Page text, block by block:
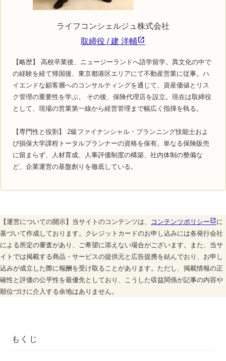
ライフコンシェルジュ株式会社
取締役 / 建 洋輔
【略歴】 高校卒業後、ニュージーランドへ語学留学。異文化の中で
の経験を経て帰国後、東京都港区エリアにて不動産営業に従事。ハ
イエンドな顧客層へのコンサルティングを通じて、資産価値とリス
ク管理の重要性を学ぶ。 その後、保険代理店を設立。現在は取締役
として、現場の営業第一線から経営管理まで幅広く指揮を執る。
【専門性と役割】 2級ファイナンシャル・プランニング技能士およ
び損保大学課程トータルプランナーの資格を保有。単なる保険販売
に留まらず、人材育成、人事評価制度の構築、社内体制の整備な
ど、企業運営の基盤創りを徹底している。
【運営についての開示】当サイトのコンテンツは、 コンテンツポリシー
に
基づいて作成しております。クレジットカードのお申し込みには各発行会社
による所定の審査があり、ご希望に添えない場合がございます。また、当サ
イトでは掲載する商品・サービスの提供元と広告提携を結んでおり、お申し
込みが成立した際に報酬を受け取ることがあります。ただし、掲載情報の正
確性と評価の公平性を最優先としており、こうした収益関係が記事の内容や
順位づけに介入する余地はありません。
もくじ